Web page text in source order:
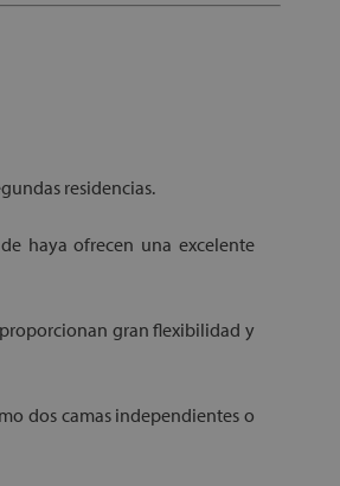
residencias.
haya ofrecen una excelente
gran flexibilidad y
dos camas independientes o